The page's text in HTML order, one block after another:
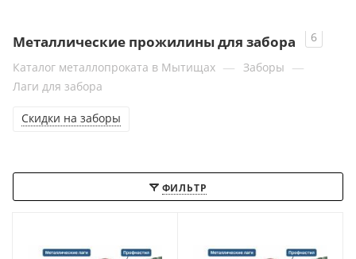
Металлические прожилины для забора
6
Каталог металлопроката в Мытищах — Заборы —
Лаги для забора
Скидки на заборы
ФИЛЬТР